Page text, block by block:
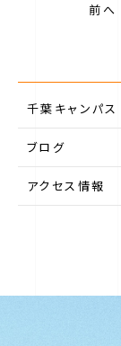
前へ
千葉キャンパス
ブログ
アクセス情報